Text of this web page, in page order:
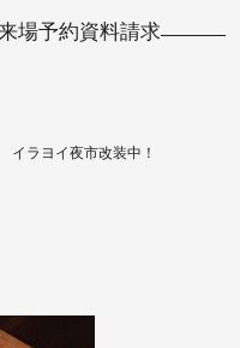
場予約資料請求
づくりコラム
イラヨイ夜市改装中！